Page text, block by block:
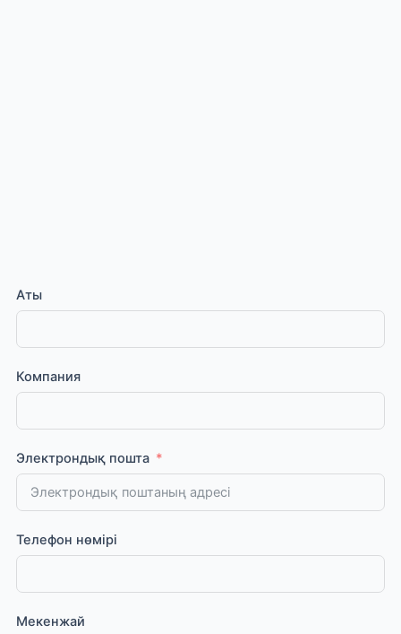
Аты
Компания
Электрондық пошта
Телефон нөмірі
Мекенжай